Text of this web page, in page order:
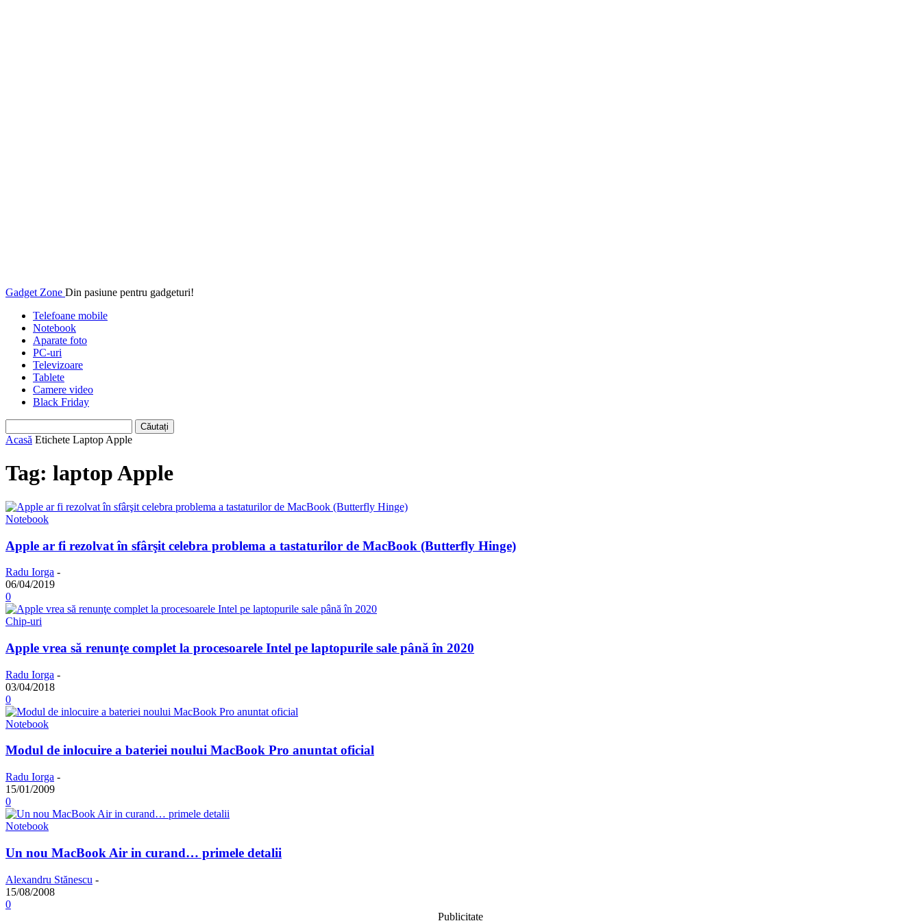
Gadget Zone Din pasiune pentru gadgeturi!
Telefoane mobile
Notebook
Aparate foto
PC-uri
Televizoare
Tablete
Camere video
Black Friday
Acasă Etichete Laptop Apple
Tag: laptop Apple
Notebook
Apple ar fi rezolvat în sfârşit celebra problema a tastaturilor de MacBook (Butterfly Hinge)
Radu Iorga -
06/04/2019
0
Chip-uri
Apple vrea să renunţe complet la procesoarele Intel pe laptopurile sale până în 2020
Radu Iorga -
03/04/2018
0
Notebook
Modul de inlocuire a bateriei noului MacBook Pro anuntat oficial
Radu Iorga -
15/01/2009
0
Notebook
Un nou MacBook Air in curand… primele detalii
Alexandru Stănescu -
15/08/2008
0
Publicitate